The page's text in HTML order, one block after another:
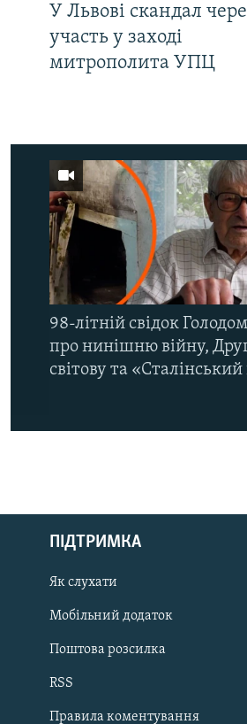
РУС
ДОЛУЧАЙСЯ!
У Львові скандал
участь у заході
митрополита УПЦ
98-літній свідок
про нинішню війну,
світову та «Сталінський
ПІДТРИМКА
Як слухати
Мобільний додаток
Поштова розсилка
RSS
Правила коментування